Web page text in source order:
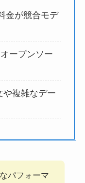
金が競合モデ
ープンソー
や複雑なデー
パフォーマ